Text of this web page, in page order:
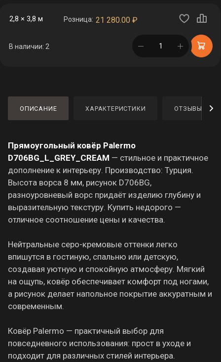
2,8 × 3,8 м Розница: 21 280.00 ₽
В наличии: 2 в корзине
ОПИСАНИЕ ХАРАКТЕРИСТИКИ ОТЗЫВЫ
Прямоугольный ковёр Palermo
D706BG_L_GREY_CREAM — стильное и практичное
дополнение к интерьеру. Производство: Турция.
Высота ворса 8 мм, рисунок D706BG,
разноуровневый ворс придаёт изделию глубину и
выразительную текстуру. Купить недорого —
отличное соотношение цены и качества.
Нейтральные серо-кремовые оттенки легко
впишутся в гостиную, спальню или детскую,
создавая уютную и спокойную атмосферу. Мягкий
на ощупь, ковёр обеспечивает комфорт под ногами,
а рисунок делает напольное покрытие аккуратным и
современным.
Ковёр Palermo — практичный выбор для
повседневного использования: прост в уходе и
подходит для различных стилей интерьера.